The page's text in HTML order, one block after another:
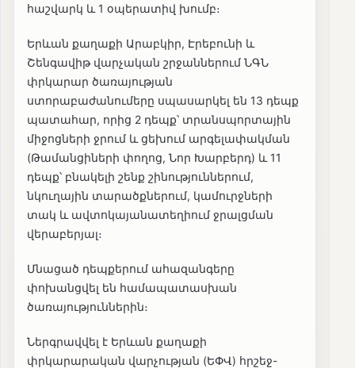
հաշվարկ և 1 օպերատիվ խումբ։
Երևան քաղաքի Արաբկիր, Էրեբունի և
Շենգավիթ վարչական շրջաններում ՆԳՆ
փրկարար ծառայության
ստորաբաժանումերը սպասարկել են 13 դեպք
պատահար, որից 2 դեպք՝ տրանսպորտային
միջոցների ջրում և ցեխում արգելափակման
(Թամանցիների փողոց, Նոր Խարբերդ) և 11
դեպք՝ բնակելի շենք շինություններում,
նկուղային տարածքներում, կամուրջների
տակ և ավտոկայանատեղիում ջրալցման
վերաբերյալ։
Մնացած դեպքերում ահազանգերը
փոխանցվել են համապատասխան
ծառայություններին։
Ներգրավվել է Երևան քաղաքի
փրկարարական վարչության (ԵՓՎ) հրշեջ-